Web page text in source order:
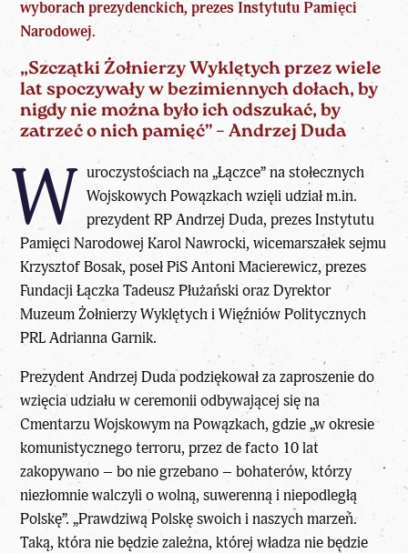
wyborach prezydenckich, prezes Instytutu Pamięci
Narodowej.
„Szczątki Żołnierzy Wyklętych przez wiele
lat spoczywały w bezimiennych dołach, by
nigdy nie można było ich odszukać, by
zatrzeć o nich pamięć” – Andrzej Duda
W uroczystościach na „Łączce” na stołecznych
Wojskowych Powązkach wzięli udział m.in.
prezydent RP Andrzej Duda, prezes Instytutu
Pamięci NarodowejKarol Nawrocki, wicemarszałek sejmu
Krzysztof Bosak, poseł PiS Antoni Macierewicz, prezes
Fundacji Łączka Tadeusz Płużański oraz Dyrektor
Muzeum Żołnierzy Wyklętych i Więźniów Politycznych
PRL Adrianna Garnik.
Prezydent Andrzej Duda podziękował za zaproszenie do
wzięcia udziału w ceremonii odbywającej się na
Cmentarzu Wojskowym na Powązkach, gdzie „w okresie
komunistycznego terroru, przez de facto 10 lat
zakopywano – bo nie grzebano – bohaterów, którzy
niezłomnie walczyli o wolną, suwerenną i niepodległą
Polskę”. „Prawdziwą Polskę swoich i naszych marzeń.
Taką, która nie będzie zależna, której władza nie będzie